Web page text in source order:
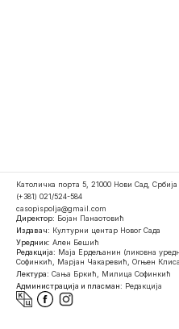
Католичка порта 5, 21000 Нови Сад, Србија
(+381) 021/524-584
casopispolja@gmail.com
Директор: Бојан Панаотовић
Издавач: Културни центар Новог Сада
Уредник: Ален Бешић
Редакција: Маја Ердељанин (ликовна
Софинкић, Марјан Чакаревић, Огњен
Лектура: Сања Бркић, Милица Софинкић
Администрација и пласман: Редакција